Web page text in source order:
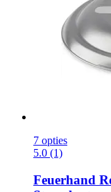
7 opties
5.0 (1)
Feuerhand